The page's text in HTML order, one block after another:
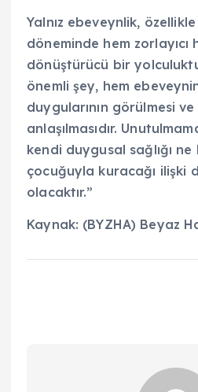
Yalnız ebeveynlik,
döneminde hem zorlayıcı
dönüştürücü bir
önemli şey, hem
duygularının görülmesi ve
anlaşılmasıdır.
kendi duygusal sağlığı
çocuğuyla kuracağı ilişki
olacaktır.”
Kaynak: (BYZHA) Beyaz